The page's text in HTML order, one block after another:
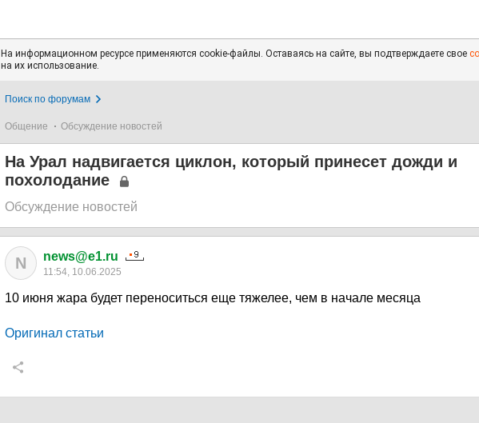
На информационном ресурсе применяются cookie-файлы. Оставаясь на сайте, вы подтверждаете свое
на их использование.
Поиск по форумам
Общение Обсуждение новостей
На Урал надвигается циклон, который принесет дожди и
похолодание
Обсуждение новостей
N news@e1.ru
11:54, 10.06.2025
10 июня жара будет переноситься еще тяжелее, чем в начале месяца
Оригинал статьи